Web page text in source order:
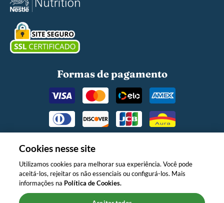
Formas de pagamento
O MINISTÉRIO DA SAÚDE INFORMA:
CONTINUE AMAMENTANDO SEU
Cookies nesse site
Utilizamos cookies para melhorar sua experiência. Você pode
aceitá-los, rejeitar os não essenciais ou configurá-los. Mais
informações na Política de Cookies.